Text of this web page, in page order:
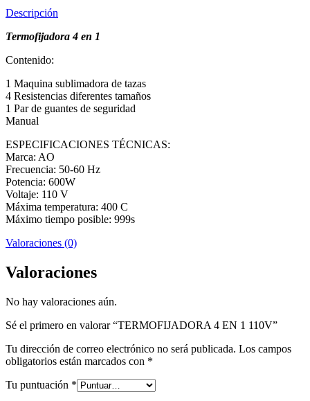
Descripción
Termofijadora 4 en 1
Contenido:
1 Maquina sublimadora de tazas
4 Resistencias diferentes tamaños
1 Par de guantes de seguridad
Manual
ESPECIFICACIONES TÉCNICAS:
Marca: AO
Frecuencia: 50-60 Hz
Potencia: 600W
Voltaje: 110 V
Máxima temperatura: 400 C
Máximo tiempo posible: 999s
Valoraciones (0)
Valoraciones
No hay valoraciones aún.
Sé el primero en valorar “TERMOFIJADORA 4 EN 1 110V”
Tu dirección de correo electrónico no será publicada. Los campos
obligatorios están marcados con *
Tu puntuación *